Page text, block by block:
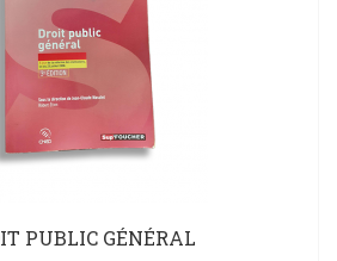
PUBLIC GÉNÉRAL